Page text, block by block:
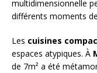
multidimensionnelle
différents moments
Les cuisines
espaces atypiques. À
de 7m² a été